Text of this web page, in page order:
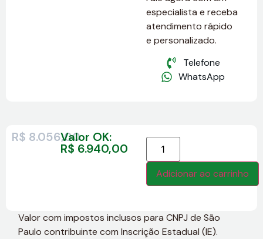
especialista e receba
atendimento rápido
e personalizado.
Telefone
WhatsApp
R$ 8.056,00Valor OK:
R$ 6.940,00
Adicionar ao carrinho
Valor com impostos inclusos para CNPJ de São
Paulo contribuinte com Inscrição Estadual (IE).